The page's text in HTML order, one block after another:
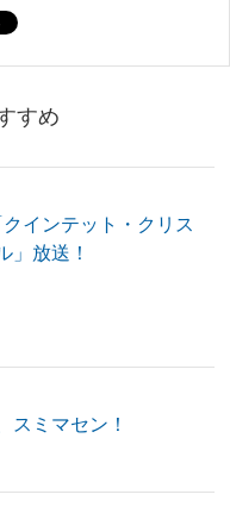
すめ
インテット・クリス
」放送！
スミマセン！